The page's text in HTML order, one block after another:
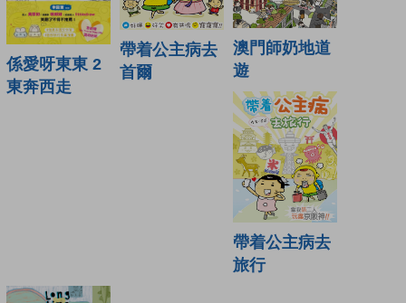
係愛呀東東 2
東奔西走
帶着公主病去
首爾
澳門師奶地道
遊
帶着公主病去
旅行